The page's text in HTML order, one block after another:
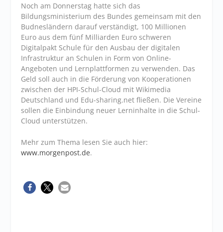
Noch am Donnerstag hatte sich das
Bildungsministerium des Bundes gemeinsam mit den
Budnesländern darauf verständigt, 100 Millionen
Euro aus dem fünf Milliarden Euro schweren
Digitalpakt Schule für den Ausbau der digitalen
Infrastruktur an Schulen in Form von Online-
Angeboten und Lernplattformen zu verwenden. Das
Geld soll auch in die Förderung von Kooperationen
zwischen der HPI-Schul-Cloud mit Wikimedia
Deutschland und Edu-sharing.net fließen. Die Vereine
sollen die Einbindung neuer Lerninhalte in die Schul-
Cloud unterstützen.
Mehr zum Thema lesen Sie auch hier:
www.morgenpost.de.